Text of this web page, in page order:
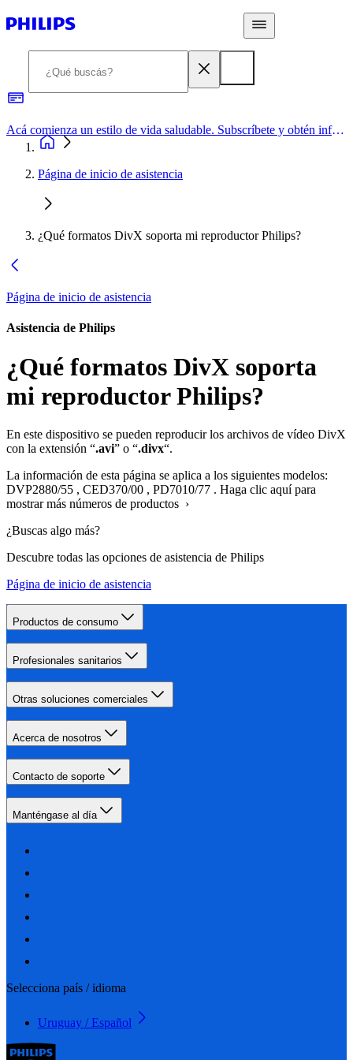
Acá comienza un estilo de vida saludable. Subscríbete y obtén información de primera mano
Página de inicio de asistencia
¿Qué formatos DivX soporta mi reproductor Philips?
Página de inicio de asistencia
Asistencia de Philips
¿Qué formatos DivX soporta
mi reproductor Philips?
En este dispositivo se pueden reproducir los archivos de vídeo DivX
con la extensión “.avi” o “.divx“.
La información de esta página se aplica a los siguientes modelos:
DVP2880/55 , CED370/00 , PD7010/77 . Haga clic aquí para
mostrar más números de productos ›
¿Buscas algo más?
Descubre todas las opciones de asistencia de Philips
Página de inicio de asistencia
Productos de consumo
Profesionales sanitarios
Otras soluciones comerciales
Acerca de nosotros
Contacto de soporte
Manténgase al día
Selecciona país / idioma
Uruguay / Español